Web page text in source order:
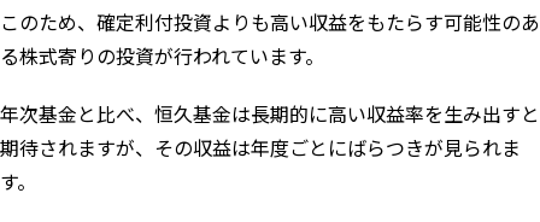
このため、確定利付投資よりも高い収益をもたらす可能性のあ
る株式寄りの投資が行われています。
年次基金と比べ、恒久基金は長期的に高い収益率を生み出すと
期待されますが、その収益は年度ごとにばらつきが見られま
す。